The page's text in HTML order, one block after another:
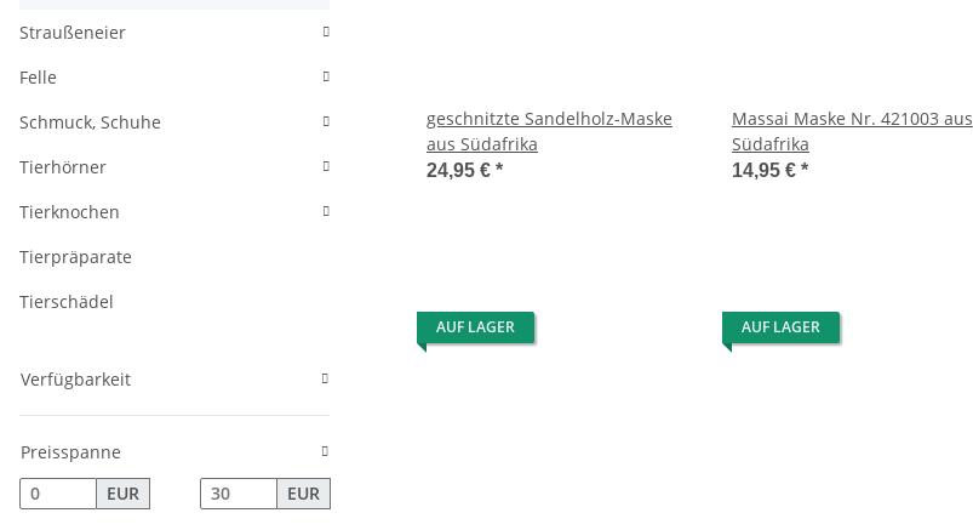
geschnitzte Sandelholz-Maske
aus Südafrika
24,95 € *
Massai Maske Nr. 421003 aus
Südafrika
14,95 € *
AUF LAGER AUF LAGER
Straußeneier
Felle
Schmuck, Schuhe
Tierhörner
Tierknochen
Tierpräparate
Tierschädel
Verfügbarkeit
Preisspanne
EUR
EUR